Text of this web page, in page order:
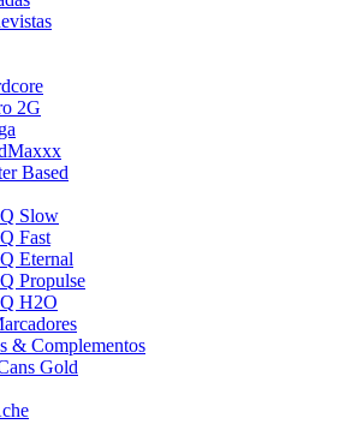
2G
Based
Slow
Fast
Eternal
Propulse
H2O
& Complementos
Gold